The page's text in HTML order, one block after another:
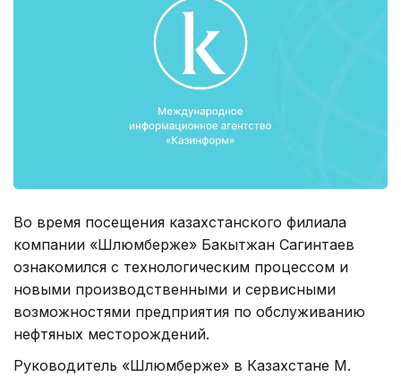
Во время посещения казахстанского филиала
компании «Шлюмберже» Бакытжан Сагинтаев
ознакомился с технологическим процессом и
новыми производственными и сервисными
возможностями предприятия по обслуживанию
нефтяных месторождений.
Руководитель «Шлюмберже» в Казахстане М.